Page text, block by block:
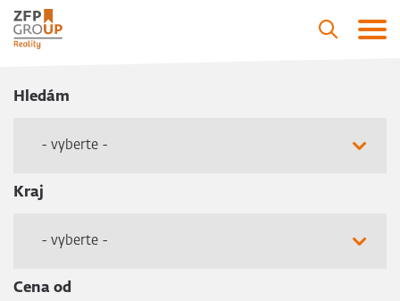
Hledám
- vyberte -
Kraj
- vyberte -
Cena od